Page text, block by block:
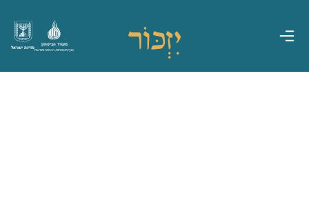
מדינת ישראל
משרד הביטחון
אגף משפחות, הנצחה ומורשת